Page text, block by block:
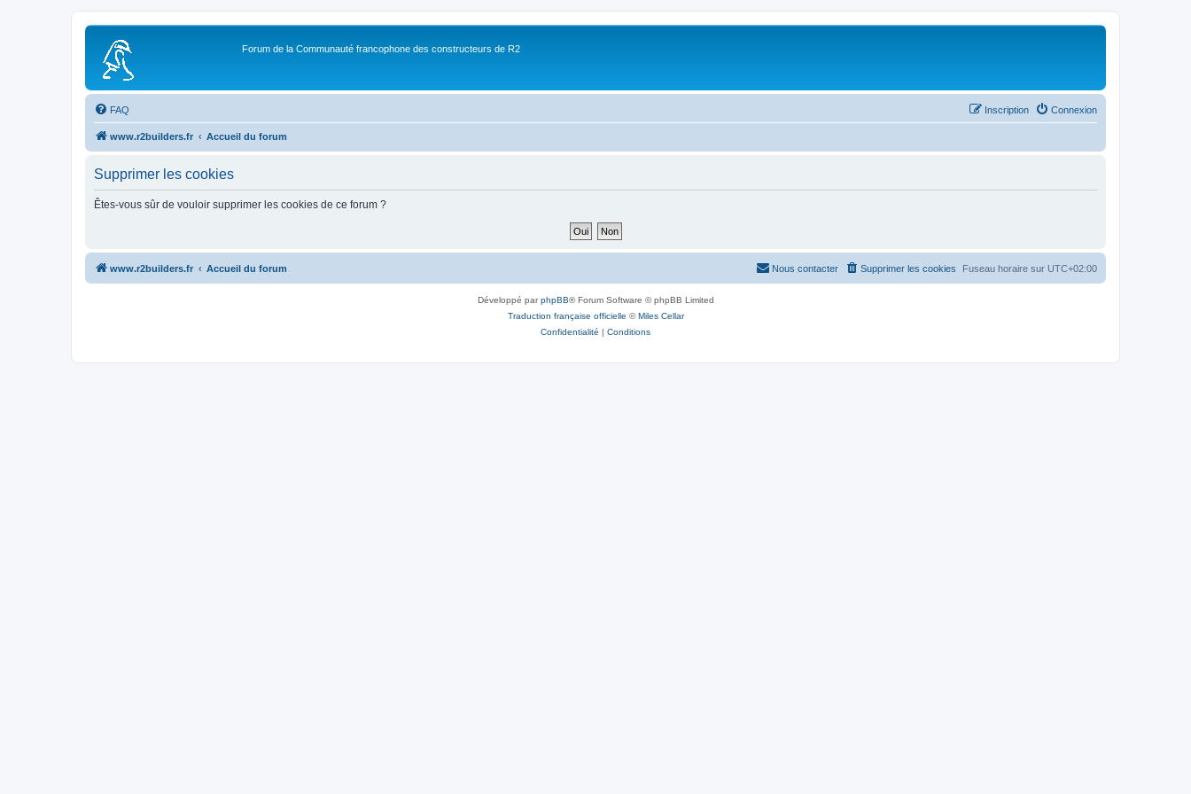
Forum de la Communauté francophone des constructeurs de R2
FAQ Connexion
Inscription
www.r2builders.fr Accueil du forum
Supprimer les cookies
Êtes-vous sûr de vouloir supprimer les cookies de ce forum ?
www.r2builders.fr Accueil du forum Fuseau horaire sur UTC+02:00
Supprimer les cookies
Nous contacter
Développé parphpBB® Forum Software © phpBB Limited
Traduction française officielle ©Miles Cellar
Confidentialité | Conditions